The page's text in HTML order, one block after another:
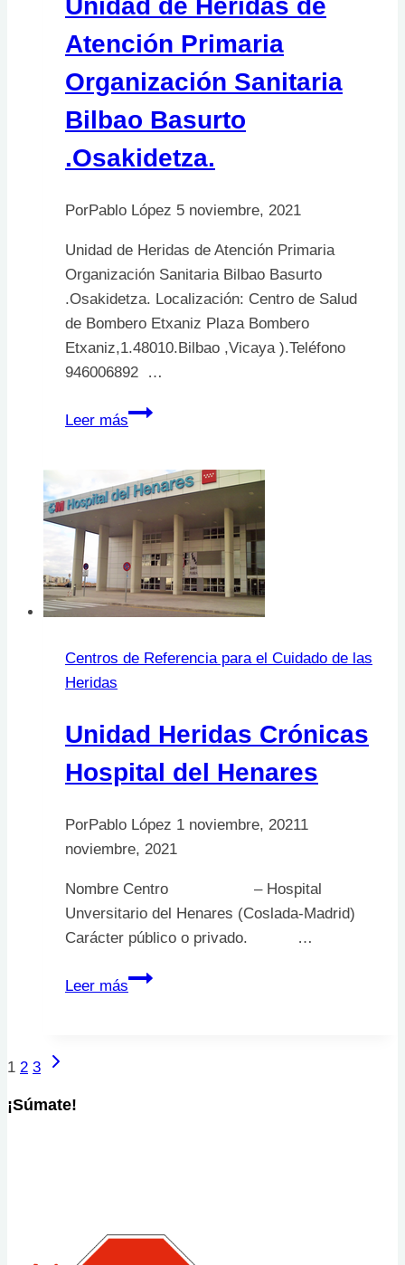
Unidad de Heridas de
Atención Primaria
Organización Sanitaria
Bilbao Basurto
.Osakidetza.
PorPablo López 5 noviembre, 2021
Unidad de Heridas de Atención Primaria
Organización Sanitaria Bilbao Basurto
.Osakidetza. Localización: Centro de Salud
de Bombero Etxaniz Plaza Bombero
Etxaniz,1.48010.Bilbao ,Vicaya ).Teléfono
946006892 …
Leer más
Unidad
de
Atención
Primaria
Organización
Sanitaria
Bilbao
.Osakidetza.
Centros de Referencia para el Cuidado de las
Heridas
Unidad Heridas Crónicas
Hospital del Henares
PorPablo López 1 noviembre, 20211
noviembre, 2021
Nombre Centro – Hospital
Unversitario del Henares (Coslada-Madrid)
Carácter público o privado. …
Leer más
Unidad
Navegación
de
1 2 3
Siguiente
¡Súmate!